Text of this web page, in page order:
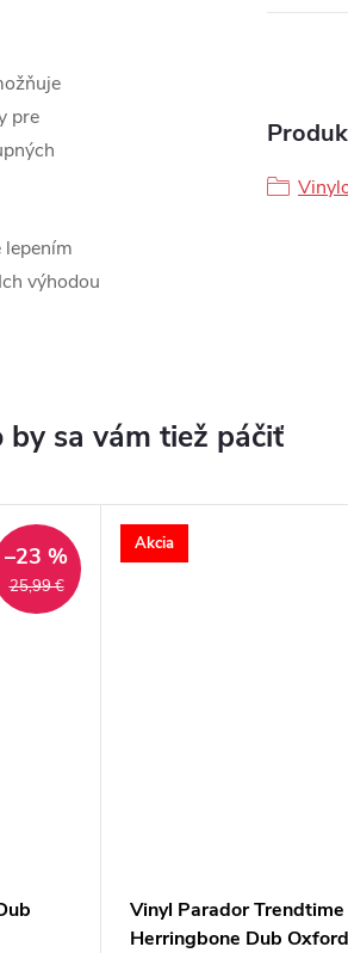
pre
výhodou
25,99 €
–23 % Akcia
Vinyl Parador Trendtime
Herringbone Dub Oxford